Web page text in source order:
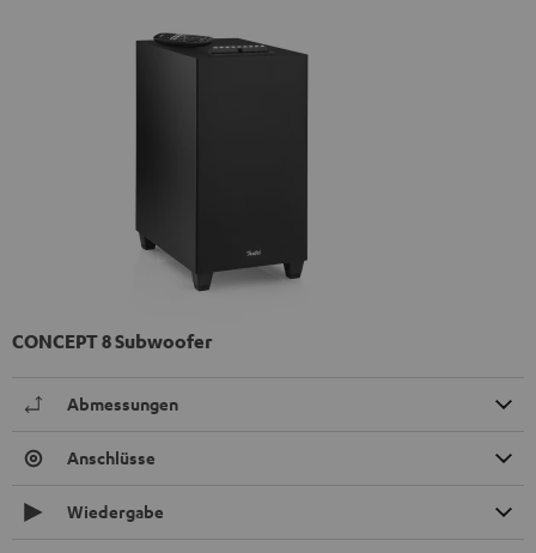
CONCEPT 8 Subwoofer
Abmessungen
Anschlüsse
Wiedergabe